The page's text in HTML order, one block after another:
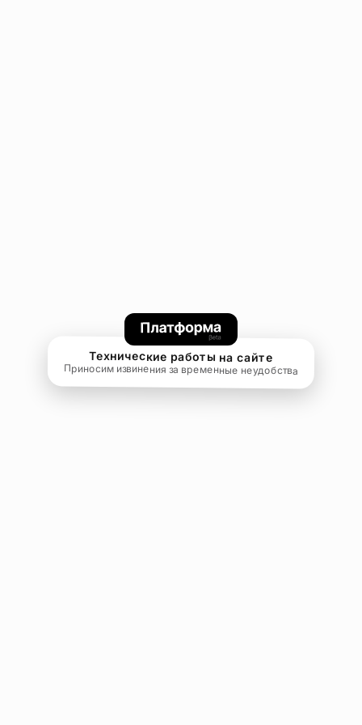
Технические работы на сайте
Приносим извинения за временные неудобства